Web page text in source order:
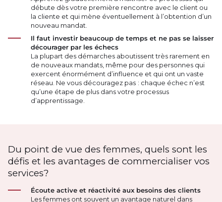
débute dès votre première rencontre avec le client ou
la cliente et qui mène éventuellement à l’obtention d’un
nouveau mandat.
Il faut investir beaucoup de temps et ne pas se laisser
décourager par les échecs
La plupart des démarches aboutissent très rarement en
de nouveaux mandats, même pour des personnes qui
exercent énormément d’influence et qui ont un vaste
réseau. Ne vous découragez pas : chaque échec n’est
qu’une étape de plus dans votre processus
d’apprentissage.
Du point de vue des femmes, quels sont les
défis et les avantages de commercialiser vos
services?
Écoute active et réactivité aux besoins des clients
Les femmes ont souvent un avantage naturel dans